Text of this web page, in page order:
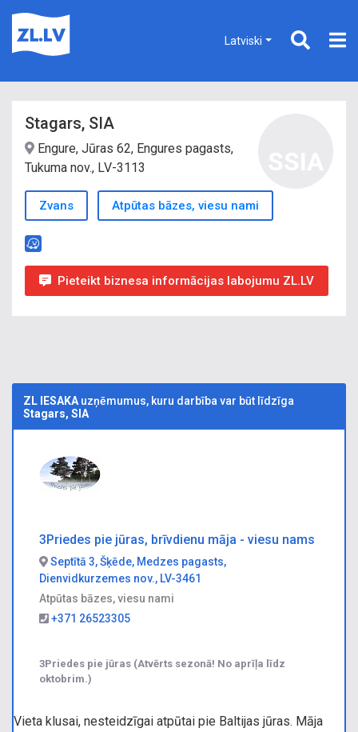
Latviski
Stagars, SIA
Engure, Jūras 62, Engures pagasts,
Tukuma nov., LV-3113
Zvans Atpūtas bāzes, viesu nami
Pieteikt biznesa informācijas labojumu ZL.LV
ZL IESAKA uzņēmumus, kuru darbība var būt līdzīga
Stagars, SIA
3Priedes pie jūras, brīvdienu māja - viesu nams
Septītā 3, Šķēde, Medzes pagasts,
Dienvidkurzemes nov., LV-3461
Atpūtas bāzes, viesu nami
+371 26523305
3Priedes pie jūras (Atvērts sezonā! No aprīļa līdz
oktobrim.)
Vieta klusai, nesteidzīgai atpūtai pie Baltijas jūras. Māja